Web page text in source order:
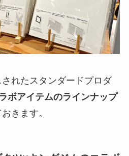
れたスタンダードプロダ
ボアイテムのラインナップ
きます。